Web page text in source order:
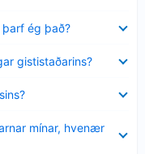
ég það?
gististaðarins?
mínar, hvenær